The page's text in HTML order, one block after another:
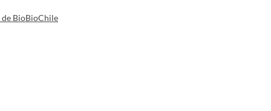
BioBioChile